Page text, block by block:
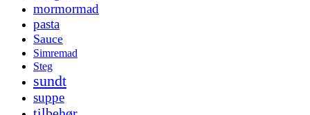
mormormad
pasta
Sauce
Simremad
Steg
sundt
suppe